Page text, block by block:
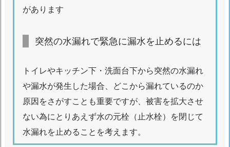
水
め
に
は
1.
5.
3.
止
があります
突然の水漏れで緊急に漏水を止めるには
トイレやキッチン下・洗面台下から突然の水漏れ
や漏水が発生した場合、どこから漏れているのか
原因をさがすことも重要ですが、被害を拡大させ
ない為にとりあえず水の元栓（止水栓）を閉じて
水漏れを止めることを考えます。